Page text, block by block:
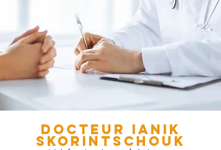
Docteur Ianik
Skorintschouk